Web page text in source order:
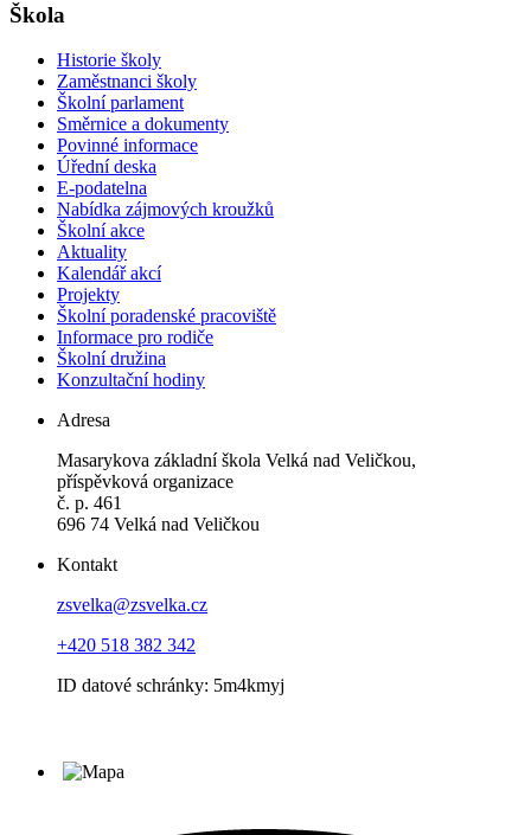
Škola
Historie školy
Zaměstnanci školy
Školní parlament
Směrnice a dokumenty
Povinné informace
Úřední deska
E-podatelna
Nabídka zájmových kroužků
Školní akce
Aktuality
Kalendář akcí
Projekty
Školní poradenské pracoviště
Informace pro rodiče
Školní družina
Konzultační hodiny
Adresa
Masarykova základní škola Velká nad Veličkou,
příspěvková organizace
č. p. 461
696 74 Velká nad Veličkou
Kontakt
zsvelka@zsvelka.cz
+420 518 382 342
ID datové schránky: 5m4kmyj